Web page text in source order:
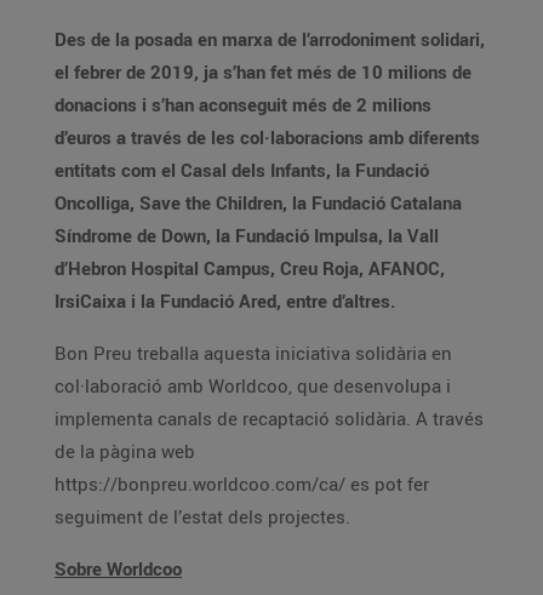
Des de la posada en marxa de l’arrodoniment solidari,
el febrer de 2019, ja s’han fet més de 10 milions de
donacions i s’han aconseguit més de 2 milions
d’euros a través de les col·laboracions amb diferents
entitats com el Casal dels Infants, la Fundació
Oncolliga, Save the Children, la Fundació Catalana
Síndrome de Down, la Fundació Impulsa, la Vall
d’Hebron Hospital Campus, Creu Roja, AFANOC,
IrsiCaixa i la Fundació Ared, entre d’altres.
Bon Preu treballa aquesta iniciativa solidària en
col·laboració amb Worldcoo, que desenvolupa i
implementa canals de recaptació solidària. A través
de la pàgina web
https://bonpreu.worldcoo.com/ca/ es pot fer
seguiment de l’estat dels projectes.
Sobre Worldcoo